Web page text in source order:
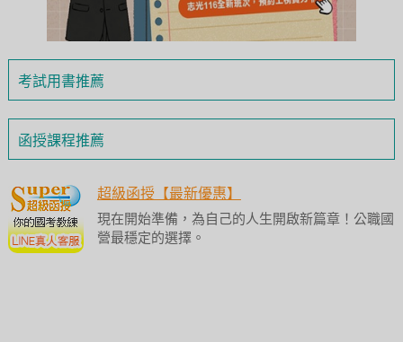
考試用書推薦
函授課程推薦
超級函授【最新優惠】
現在開始準備，為自己的人生開啟新篇章！公職國
營最穩定的選擇。